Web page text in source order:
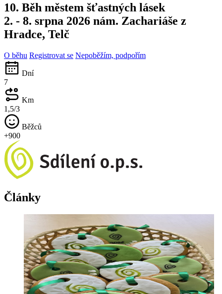
10. Běh městem šťastných lásek
2. - 8. srpna 2026 nám. Zachariáše z
Hradce, Telč
O běhu Registrovat se Nepoběžím, podpořím
Dní
7
Km
1,5/3
Běžců
+900
Články